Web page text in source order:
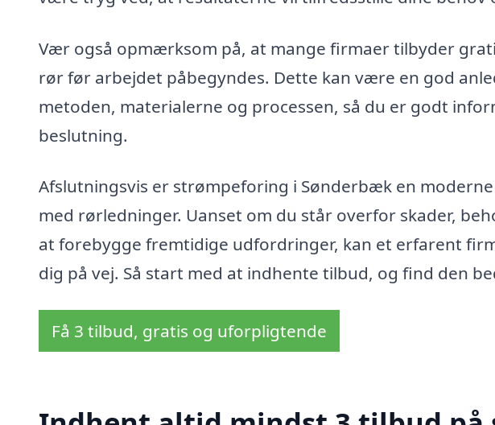
Vær også opmærksom på, at mange firmaer tilbyder
rør før arbejdet påbegyndes. Dette kan være en god
metoden, materialerne og processen, så du er godt
beslutning.
Afslutningsvis er strømpeforing i Sønderbæk en
med rørledninger. Uanset om du står overfor skader,
at forebygge fremtidige udfordringer, kan et erfarent
dig på vej. Så start med at indhente tilbud, og find den
Få 3 tilbud, gratis og uforpligtende